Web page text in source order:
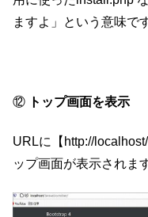
ますよ」という意味で
⑫ トップ画面を表示
URLに【http://
ップ画面が表示されま